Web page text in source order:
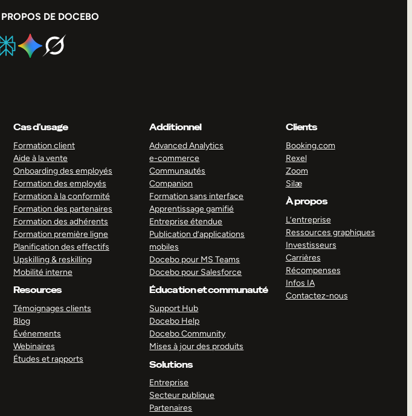
DE DOCEBO
Cas d’usage
Formation client
Aide à la vente
Onboarding des employés
Formation des employés
Formation à la conformité
Formation des partenaires
Formation des adhérents
Formation première ligne
Planification des effectifs
Upskilling & reskilling
Mobilité interne
Resources
Témoignages clients
Blog
Événements
Webinaires
Études et rapports
Additionnel
Advanced Analytics
e-commerce
Communautés
Companion
Formation sans interface
Apprentissage gamifié
Entreprise étendue
Publication d’applications
mobiles
Docebo pour MS Teams
Docebo pour Salesforce
Éducation et communauté
Support Hub
Docebo Help
Docebo Community
Mises à jour des produits
Solutions
Entreprise
Secteur publique
Partenaires
Clients
Booking.com
Rexel
Zoom
Silæ
À propos
L’entreprise
Ressources graphiques
Investisseurs
Carrières
Récompenses
Infos IA
Contactez-nous